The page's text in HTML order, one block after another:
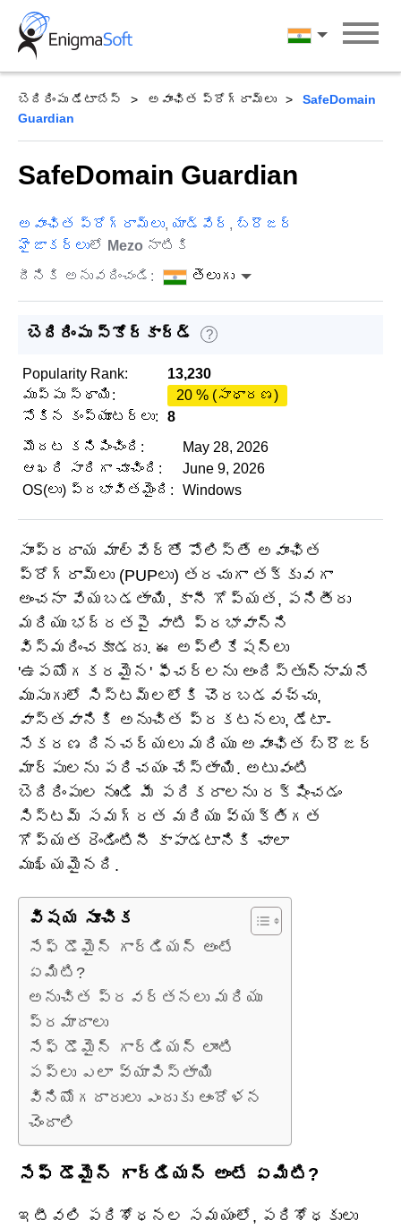
Skip
content
తెలుగు
బెదిరింపు డేటాబేస్ అవాంఛిత ప్రోగ్రామ్‌లు
SafeDomain
Guardian
SafeDomain Guardian
అవాంఛిత ప్రోగ్రామ్‌లు, యాడ్వేర్ , బ్రౌజర్
హైజాకర్లులో Mezo నాటికి
దీనికి అనువదించండి:
తెలుగు
బెదిరింపు స్కోర్‌కార్డ్ ?
Popularity Rank:
13,230
ముప్పు స్థాయి:
20 % (సాధారణ)
సోకిన కంప్యూటర్లు:
8
మొదట కనిపించింది:
May 28, 2026
ఆఖరి సారిగా చూచింది:
June 9, 2026
OS(లు) ప్రభావితమైంది:
Windows
సాంప్రదాయ మాల్వేర్‌తో పోలిస్తే అవాంఛిత
ప్రోగ్రామ్‌లు (PUPలు) తరచుగా తక్కువగా
అంచనా వేయబడతాయి, కానీ గోప్యత, పనితీరు
మరియు భద్రతపై వాటి ప్రభావాన్ని
విస్మరించకూడదు. ఈ అప్లికేషన్‌లు
'ఉపయోగకరమైన' ఫీచర్‌లను అందిస్తున్నామనే
ముసుగులో సిస్టమ్‌లలోకి చొరబడవచ్చు,
వాస్తవానికి అనుచిత ప్రకటనలు, డేటా-
సేకరణ దినచర్యలు మరియు అవాంఛిత బ్రౌజర్
మార్పులను పరిచయం చేస్తాయి. అటువంటి
బెదిరింపుల నుండి మీ పరికరాలను రక్షించడం
సిస్టమ్ సమగ్రత మరియు వ్యక్తిగత
గోప్యత రెండింటినీ కాపాడటానికి చాలా
ముఖ్యమైనది.
విషయ సూచిక
సేఫ్ డొమైన్ గార్డియన్ అంటే
ఏమిటి?
అనుచిత ప్రవర్తనలు మరియు
ప్రమాదాలు
సేఫ్ డొమైన్ గార్డియన్ లాంటి
పప్‌లు ఎలా వ్యాపిస్తాయి
వినియోగదారులు ఎందుకు ఆందోళన
చెందాలి
సేఫ్ డొమైన్ గార్డియన్ అంటే ఏమిటి?
ఇటీవలి పరిశోధనల సమయంలో, పరిశోధకులు